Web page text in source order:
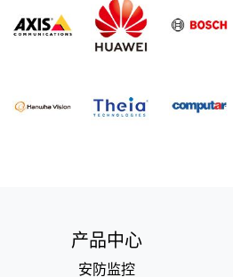
产品中心
安防监控